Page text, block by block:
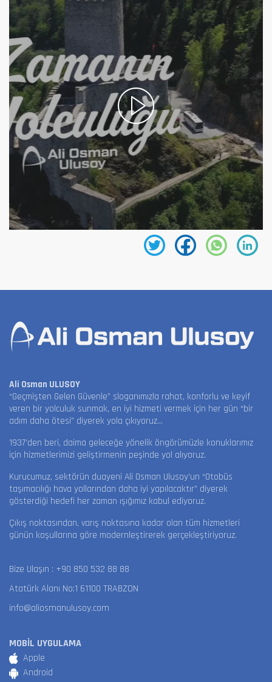
Ali Osman ULUSOY
“Geçmişten Gelen Güvenle” sloganımızla rahat, konforlu ve keyif
veren bir yolculuk sunmak, en iyi hizmeti vermek için her gün “bir
adım daha ötesi” diyerek yola çıkıyoruz…
1937’den beri, daima geleceğe yönelik öngörümüzle konuklarımız
için hizmetlerimizi geliştirmenin peşinde yol alıyoruz.
Kurucumuz, sektörün duayeni Ali Osman Ulusoy’un “Otobüs
taşımacılığı hava yollarından daha iyi yapılacaktır” diyerek
gösterdiği hedefi her zaman ışığımız kabul ediyoruz.
Çıkış noktasından, varış noktasına kadar olan tüm hizmetleri
günün koşullarına göre modernleştirerek gerçekleştiriyoruz.
Bize Ulaşın : +90 850 532 88 88
Atatürk Alanı No:1 61100 TRABZON
info@aliosmanulusoy.com
MOBİL UYGULAMA
Apple
Android